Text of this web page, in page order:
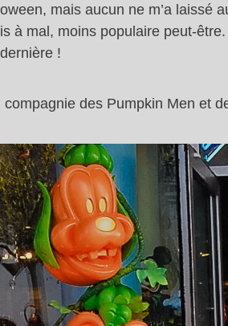
mais aucun ne m’a
à mal, moins populaire peut-
!
des Pumpkin Men et